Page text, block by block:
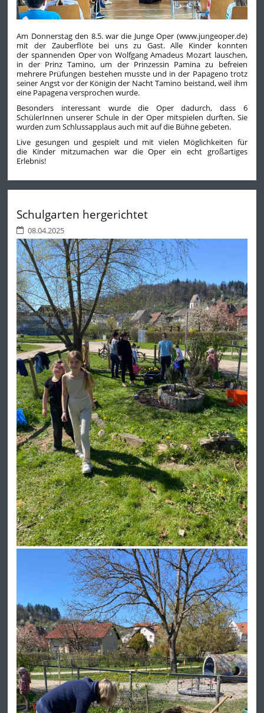
Am Donnerstag den 8.5. war die Junge Oper (www.jungeoper.de)
mit der Zauberflöte bei uns zu Gast. Alle Kinder konnten
der spannenden Oper von Wolfgang Amadeus Mozart lauschen,
in der Prinz Tamino, um der Prinzessin Pamina zu befreien
mehrere Prüfungen bestehen musste und in der Papageno trotz
seiner Angst vor der Königin der Nacht Tamino beistand, weil ihm
eine Papagena versprochen wurde.
Besonders interessant wurde die Oper dadurch, dass 6
SchülerInnen unserer Schule in der Oper mitspielen durften. Sie
wurden zum Schlussapplaus auch mit auf die Bühne gebeten.
Live gesungen und gespielt und mit vielen Möglichkeiten für
die Kinder mitzumachen war die Oper ein echt großartiges
Erlebnis!
Schulgarten hergerichtet
08.04.2025